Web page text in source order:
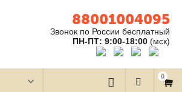
88001004095
Звонок по России бесплатный
ПН-ПТ: 9:00-18:00 (мск)
0